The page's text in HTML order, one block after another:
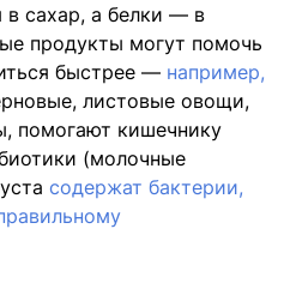
в сахар, а белки — в
продукты могут помочь
быстрее — например,
листовые овощи,
помогают кишечнику
(молочные
содержат бактерии,